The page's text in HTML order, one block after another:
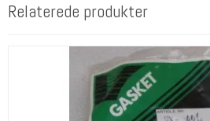
Relaterede produkter